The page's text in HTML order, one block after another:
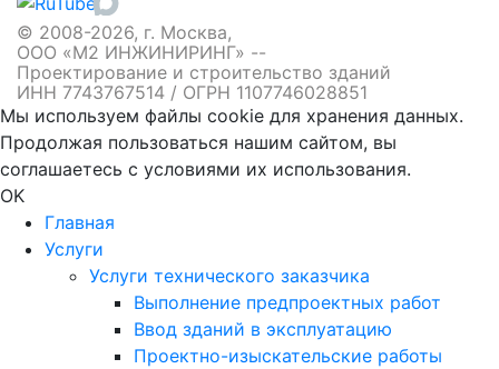
© 2008-2026, г. Москва,
ООО «М2 ИНЖИНИРИНГ» --
Проектирование и строительство зданий
ИНН 7743767514 / ОГРН 1107746028851
Мы используем файлы cookie для хранения данных.
Продолжая пользоваться нашим сайтом, вы
соглашаетесь с условиями их использования.
OK
Главная
Услуги
Услуги технического заказчика
Выполнение предпроектных работ
Ввод зданий в эксплуатацию
Проектно-изыскательские работы